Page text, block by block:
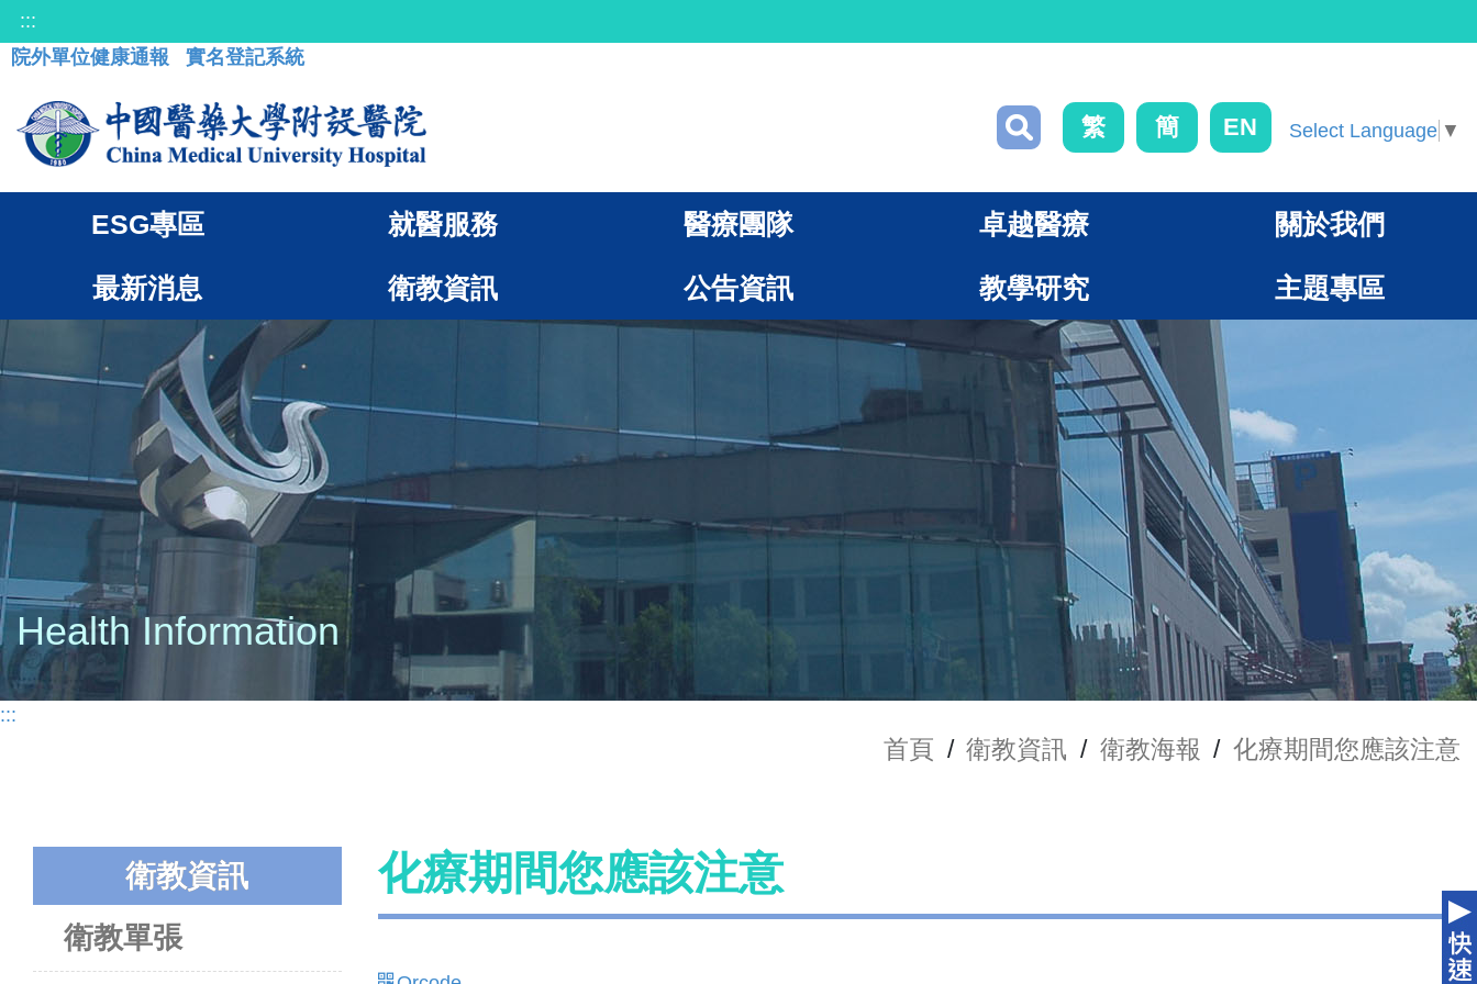
:::
院外單位健康通報
實名登記系統
繁 簡 EN Select Language ▼
ESG專區 就醫服務 醫療團隊 卓越醫療 關於我們
最新消息 衛教資訊 公告資訊 教學研究 主題專區
Health Information
:::
首頁 / 衛教資訊 / 衛教海報 / 化療期間您應該注意
衛教資訊
衛教單張
化療期間您應該注意